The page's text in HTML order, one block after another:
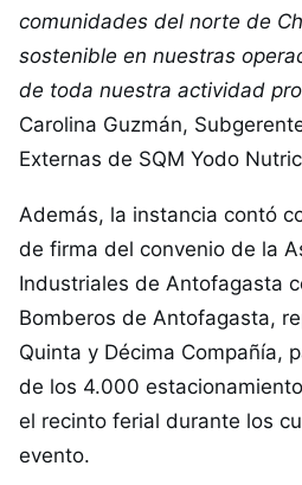
comunidades del norte de
sostenible en nuestras
de toda nuestra actividad
Carolina Guzmán,
Externas de SQM Yodo
Además, la instancia contó
de firma del convenio de la
Industriales de Antofagasta
Bomberos de Antofagasta,
Quinta y Décima Compañía,
de los 4.000
el recinto ferial durante los
evento.